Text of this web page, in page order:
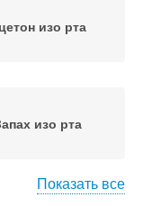
изо рта
изо рта
Показать все